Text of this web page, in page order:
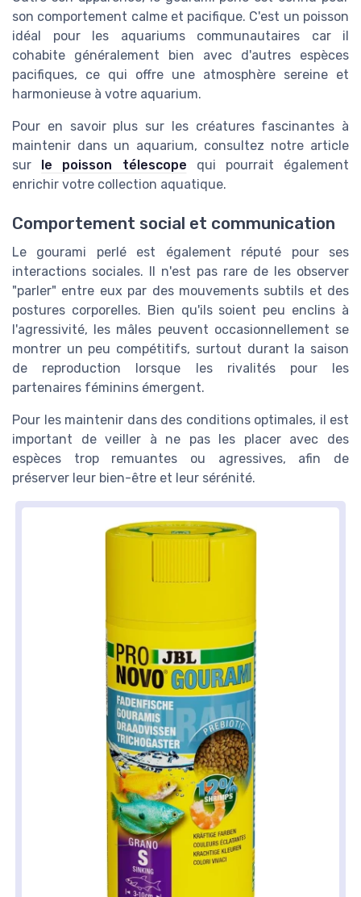
son comportement calme et pacifique. C'est un poisson
idéal pour les aquariums communautaires car il
cohabite généralement bien avec d'autres espèces
pacifiques, ce qui offre une atmosphère sereine et
harmonieuse à votre aquarium.
Pour en savoir plus sur les créatures fascinantes à
maintenir dans un aquarium, consultez notre article
sur le poisson télescope qui pourrait également
enrichir votre collection aquatique.
Comportement social et communication
Le gourami perlé est également réputé pour ses
interactions sociales. Il n'est pas rare de les observer
"parler" entre eux par des mouvements subtils et des
postures corporelles. Bien qu'ils soient peu enclins à
l'agressivité, les mâles peuvent occasionnellement se
montrer un peu compétitifs, surtout durant la saison
de reproduction lorsque les rivalités pour les
partenaires féminins émergent.
Pour les maintenir dans des conditions optimales, il est
important de veiller à ne pas les placer avec des
espèces trop remuantes ou agressives, afin de
préserver leur bien-être et leur sérénité.